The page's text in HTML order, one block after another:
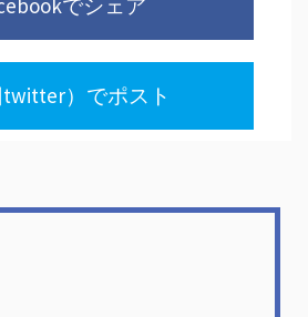
でシェア
twitter）でポスト